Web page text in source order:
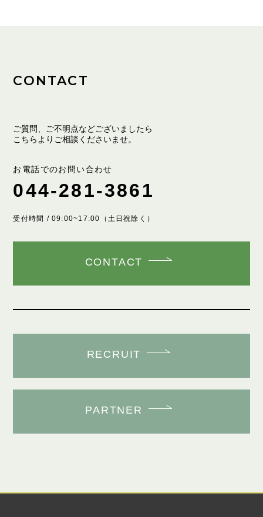
CONTACT
ご質問、ご不明点などございましたら
こちらよりご相談くださいませ。
お電話でのお問い合わせ
044-281-3861
受付時間 / 09:00~17:00（土日祝除く）
CONTACT
RECRUIT
PARTNER